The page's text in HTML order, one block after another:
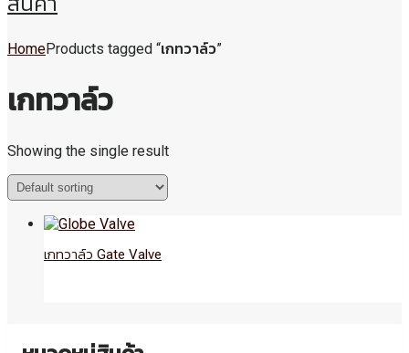
HomeProducts tagged “เกทวาล์ว”
เกทวาล์ว
Showing the single result
เกทวาล์ว Gate Valve